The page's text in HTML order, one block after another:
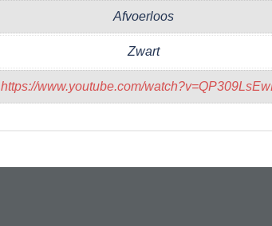
Afvoerloos
Zwart
https://www.youtube.com/